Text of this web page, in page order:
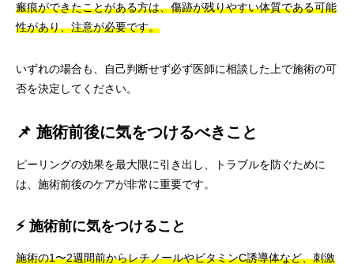
瘢痕ができたことがある方は、傷跡が残りやすい体質である可能
性があり、注意が必要です。
いずれの場合も、自己判断せず必ず医師に相談した上で施術の可
否を決定してください。
📌 施術前後に気をつけるべきこと
ピーリングの効果を最大限に引き出し、トラブルを防ぐために
は、施術前後のケアが非常に重要です。
⚡ 施術前に気をつけること
施術の1〜2週間前からレチノールやビタミンC誘導体など、刺激